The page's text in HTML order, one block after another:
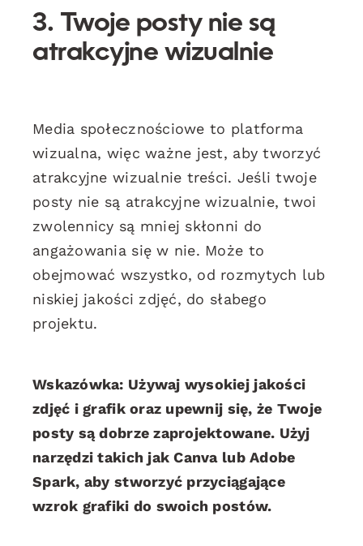
3. Twoje posty nie są
atrakcyjne wizualnie
Media społecznościowe to platforma
wizualna, więc ważne jest, aby tworzyć
atrakcyjne wizualnie treści. Jeśli twoje
posty nie są atrakcyjne wizualnie, twoi
zwolennicy są mniej skłonni do
angażowania się w nie. Może to
obejmować wszystko, od rozmytych lub
niskiej jakości zdjęć, do słabego
projektu.
Wskazówka: Używaj wysokiej jakości
zdjęć i grafik oraz upewnij się, że Twoje
posty są dobrze zaprojektowane. Użyj
narzędzi takich jak Canva lub Adobe
Spark, aby stworzyć przyciągające
wzrok grafiki do swoich postów.